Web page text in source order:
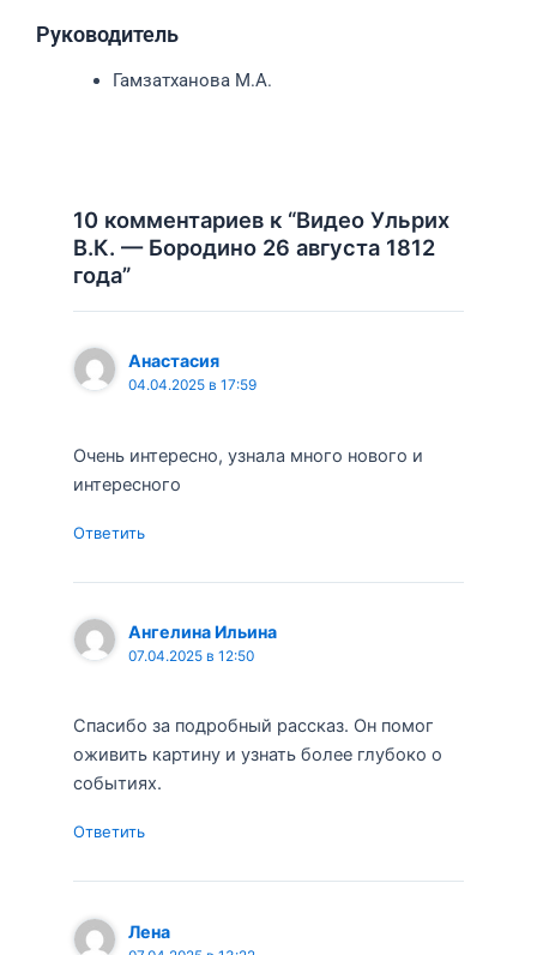
Руководитель
Гамзатханова М.А.
10 комментариев к “Видео Ульрих
В.К. — Бородино 26 августа 1812
года”
Анастасия
04.04.2025 в 17:59
Очень интересно, узнала много нового и
интересного
Ответить
Ангелина Ильина
07.04.2025 в 12:50
Спасибо за подробный рассказ. Он помог
оживить картину и узнать более глубоко о
событиях.
Ответить
Лена